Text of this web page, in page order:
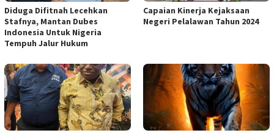
Diduga Difitnah Lecehkan
Stafnya, Mantan Dubes
Indonesia Untuk Nigeria
Tempuh Jalur Hukum
Capaian Kinerja Kejaksaan
Negeri Pelalawan Tahun 2024